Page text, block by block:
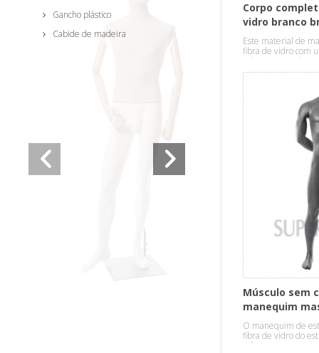
Gancho plástico
Cabide de madeira
Corpo
vidro branco
manequim
Este material de
fibra de vidro com
cabeças
exposição elegante.
Músculo sem
manequim
venda
O manequim de
fibra de vidro do
e forte.